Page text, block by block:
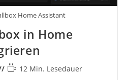
Home Assistant
in Home
Lesedauer:
12 Min. Lesedauer